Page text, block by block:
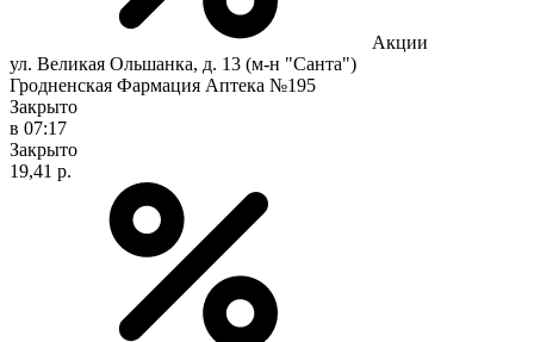
Акции
ул. Великая Ольшанка, д. 13 (м-н "Санта")
Гродненская Фармация Аптека №195
Закрыто
в 07:17
Закрыто
19,41 р.